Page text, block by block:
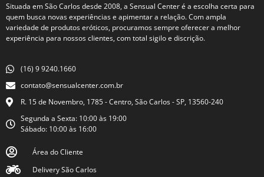
Situada em São Carlos desde 2008, a Sensual Center é a escolha certa para
quem busca novas experiências e apimentar a relação. Com ampla
variedade de produtos eróticos, procuramos sempre oferecer a melhor
experiência para nossos clientes, com total sigilo e discrição.
(16) 9 9240.1660
contato@sensualcenter.com.br
R. 15 de Novembro, 1785 - Centro, São Carlos - SP, 13560-240
Segunda a Sexta: 10:00 às 19:00
Sábado: 10:00 às 16:00
Área do Cliente
Delivery São Carlos